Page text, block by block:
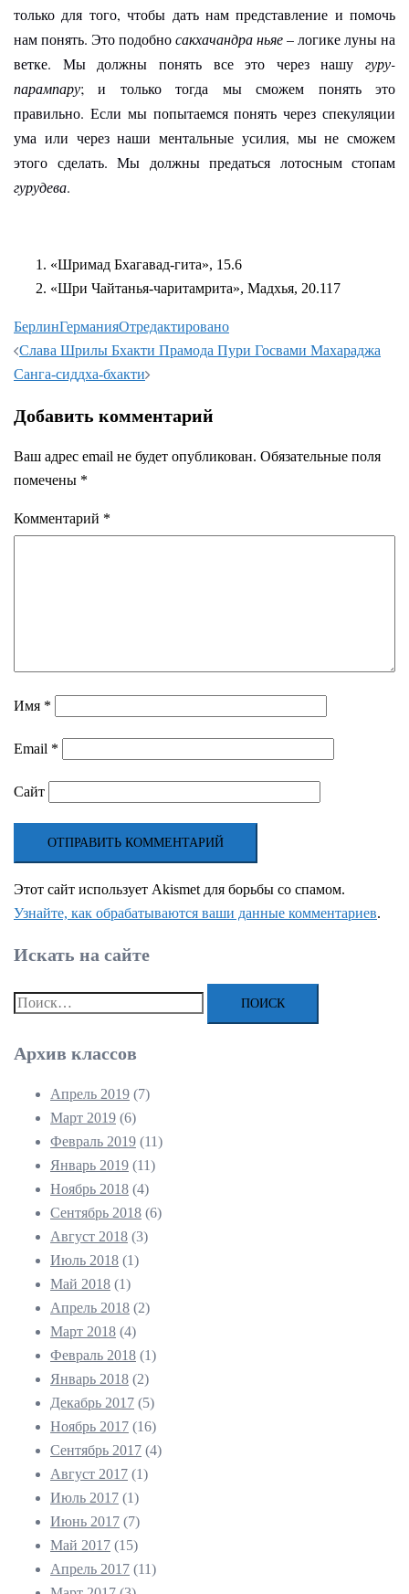
только для того, чтобы дать нам представление и помочь
нам понять. Это подобносакхачандра ньяе– логике луны на
ветке. Мы должны понять все это через нашу гуру-
парампару; и только тогда мы сможем понять это
правильно. Если мы попытаемся понять через спекуляции
ума или через наши ментальные усилия, мы не сможем
этого сделать. Мы должны предаться лотосным стопам
гурудева.
«Шримад Бхагавад-гита», 15.6
«Шри Чайтанья-чаритамрита», Мадхья, 20.117
БерлинГерманияОтредактировано
Навигация
записи
Слава Шрилы Бхакти Прамода Пури Госвами Махараджа
Санга-сиддха-бхакти
Добавить комментарий
Ваш адрес email не будет опубликован. Обязательные поля
помечены *
Комментарий *
Имя *
Email *
Сайт
Этот сайт использует Akismet для борьбы со спамом.
Узнайте, как обрабатываются ваши данные комментариев.
Искать на сайте
Найти:
Архив классов
Апрель 2019 (7)
Март 2019 (6)
Февраль 2019 (11)
Январь 2019 (11)
Ноябрь 2018 (4)
Сентябрь 2018 (6)
Август 2018 (3)
Июль 2018 (1)
Май 2018 (1)
Апрель 2018 (2)
Март 2018 (4)
Февраль 2018 (1)
Январь 2018 (2)
Декабрь 2017 (5)
Ноябрь 2017 (16)
Сентябрь 2017 (4)
Август 2017 (1)
Июль 2017 (1)
Июнь 2017 (7)
Май 2017 (15)
Апрель 2017 (11)